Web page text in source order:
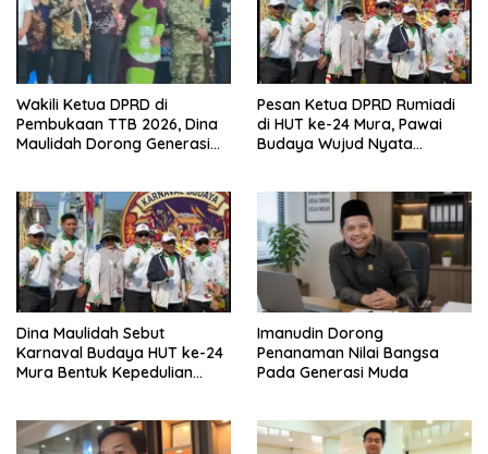
Wakili Ketua DPRD di
Pembukaan TTB 2026, Dina
Maulidah Dorong Generasi
Pesan Ketua DPRD Rumiadi
di HUT ke-24 Mura, Pawai
Budaya Wujud Nyata
Dina Maulidah Sebut
Karnaval Budaya HUT ke-24
Mura Bentuk Kepedulian
Imanudin Dorong
Penanaman Nilai Bangsa
Pada Generasi Muda